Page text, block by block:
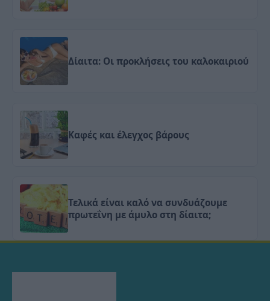
Δίαιτα: Οι προκλήσεις του καλοκαιριού
Καφές και έλεγχος βάρους
Τελικά είναι καλό να συνδυάζουμε
πρωτεΐνη με άμυλο στη δίαιτα;